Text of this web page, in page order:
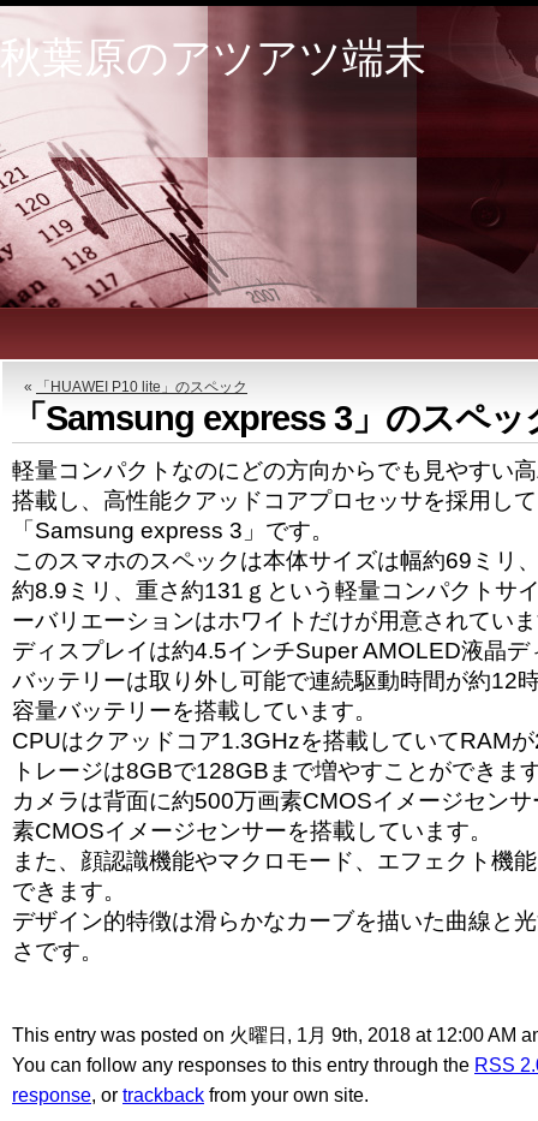
秋葉原のアツアツ端末
« 「HUAWEI P10 lite」のスペック
「Samsung express 3」のスペッ
軽量コンパクトなのにどの方向からでも見やすい
搭載し、高性能クアッドコアプロセッサを採用し
「Samsung express 3」です。
このスマホのスペックは本体サイズは幅約69ミリ
約8.9ミリ、重さ約131ｇという軽量コンパクトサ
ーバリエーションはホワイトだけが用意されてい
ディスプレイは約4.5インチSuper AMOLED液晶
バッテリーは取り外し可能で連続駆動時間が約12
容量バッテリーを搭載しています。
CPUはクアッドコア1.3GHzを搭載していてRAM
トレージは8GBで128GBまで増やすことができま
カメラは背面に約500万画素CMOSイメージセン
素CMOSイメージセンサーを搭載しています。
また、顔認識機能やマクロモード、エフェクト機
できます。
デザイン的特徴は滑らかなカーブを描いた曲線と
さです。
This entry was posted on 火曜日, 1月 9th, 2018 at 12:00 AM
You can follow any responses to this entry through the RSS
response, or trackback from your own site.